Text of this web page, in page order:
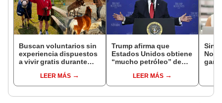
Buscan voluntarios sin
experiencia dispuestos
a vivir gratis durante
cuidar caballos, burros
y otros animales
LEER MÁS
Trump afirma que
Estados Unidos obtiene
“mucho petróleo” de
de Nicolás Maduro
LEER MÁS